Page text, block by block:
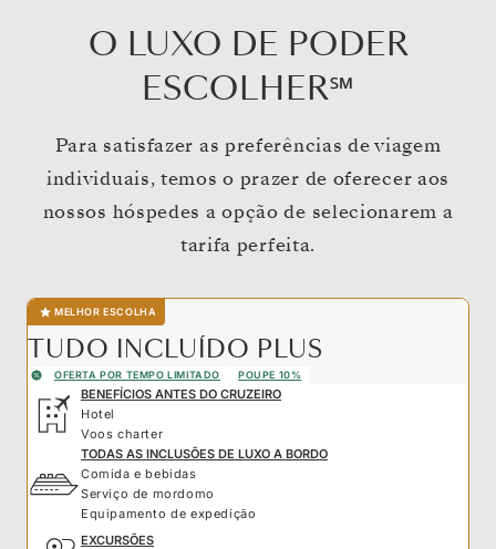
O LUXO DE PODER
ESCOLHER℠
Para satisfazer as preferências de viagem
individuais, temos o prazer de oferecer aos
nossos hóspedes a opção de selecionarem a
tarifa perfeita.
MELHOR ESCOLHA
TUDO INCLUÍDO PLUS
OFERTA POR TEMPO LIMITADO POUPE 10%
BENEFÍCIOS ANTES DO CRUZEIRO
Hotel
Voos charter
TODAS AS INCLUSÕES DE LUXO A BORDO
Comida e bebidas
Serviço de mordomo
Equipamento de expedição
EXCURSÕES